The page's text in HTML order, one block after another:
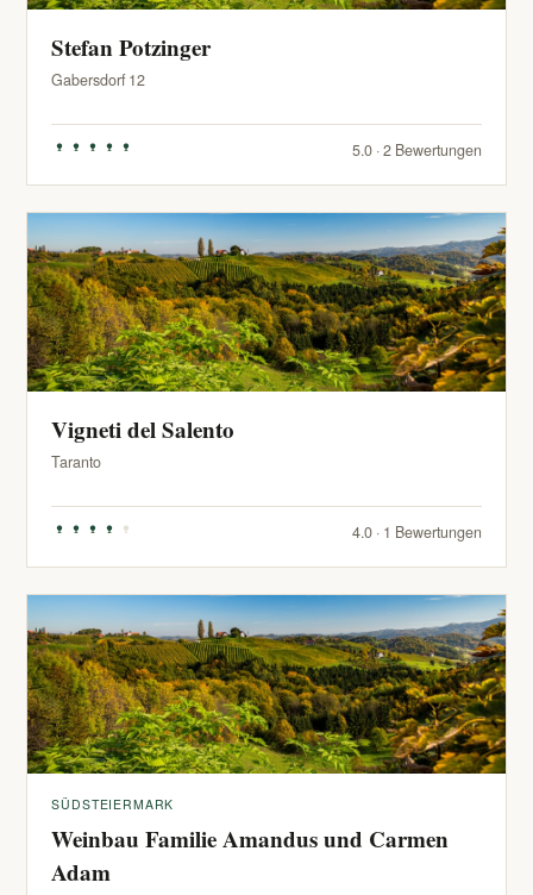
Stefan Potzinger
Gabersdorf 12
5.0 · 2 Bewertungen
Vigneti del Salento
Taranto
4.0 · 1 Bewertungen
SÜDSTEIERMARK
Weinbau Familie Amandus und Carmen
Adam